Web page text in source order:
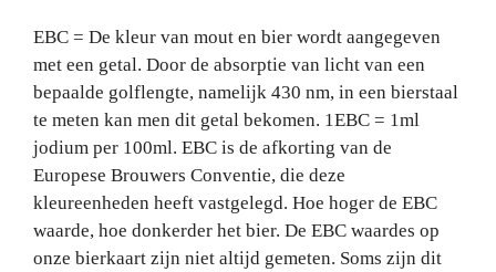
EBC = De kleur van mout en bier wordt aangegeven
met een getal. Door de absorptie van licht van een
bepaalde golflengte, namelijk 430 nm, in een bierstaal
te meten kan men dit getal bekomen. 1EBC = 1ml
jodium per 100ml. EBC is de afkorting van de
Europese Brouwers Conventie, die deze
kleureenheden heeft vastgelegd. Hoe hoger de EBC
waarde, hoe donkerder het bier. De EBC waardes op
onze bierkaart zijn niet altijd gemeten. Soms zijn dit